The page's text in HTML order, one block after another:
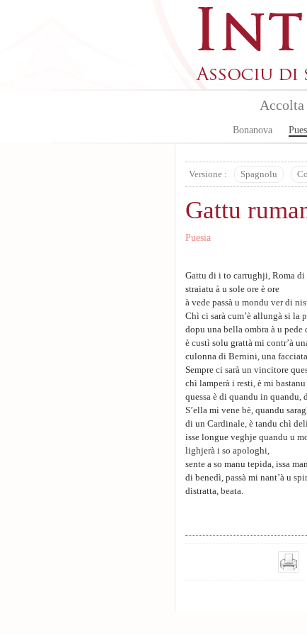
Accolta
Bonanova
Versione : Spagnolu
Gattu
Puesia
Gattu di i to carrughji, Roma di
straiatu à u sole ore è ore
à vede passà u mondu ver di
Chì ci sarà cum’è allungà si la
dopu una bella ombra à u pede
è custì solu grattà mi contr’à
culonna di Bernini, una
Sempre ci sarà un vincitore
chì lamperà i resti, è mi bastanu
quessa è di quandu in quandu,
S’ella mi vene bè, quandu
di un Cardinale, è tandu chì
isse longue veghje quandu u
lighjerà i so apologhi,
sente a so manu tepida, issa
di benedì, passà mi nant’à u
distratta, beata.